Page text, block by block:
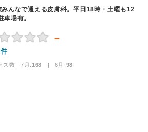
んなで通える皮膚科。平日18時・土曜も12
車場有。
－
ス数 7月:168 | 6月:98